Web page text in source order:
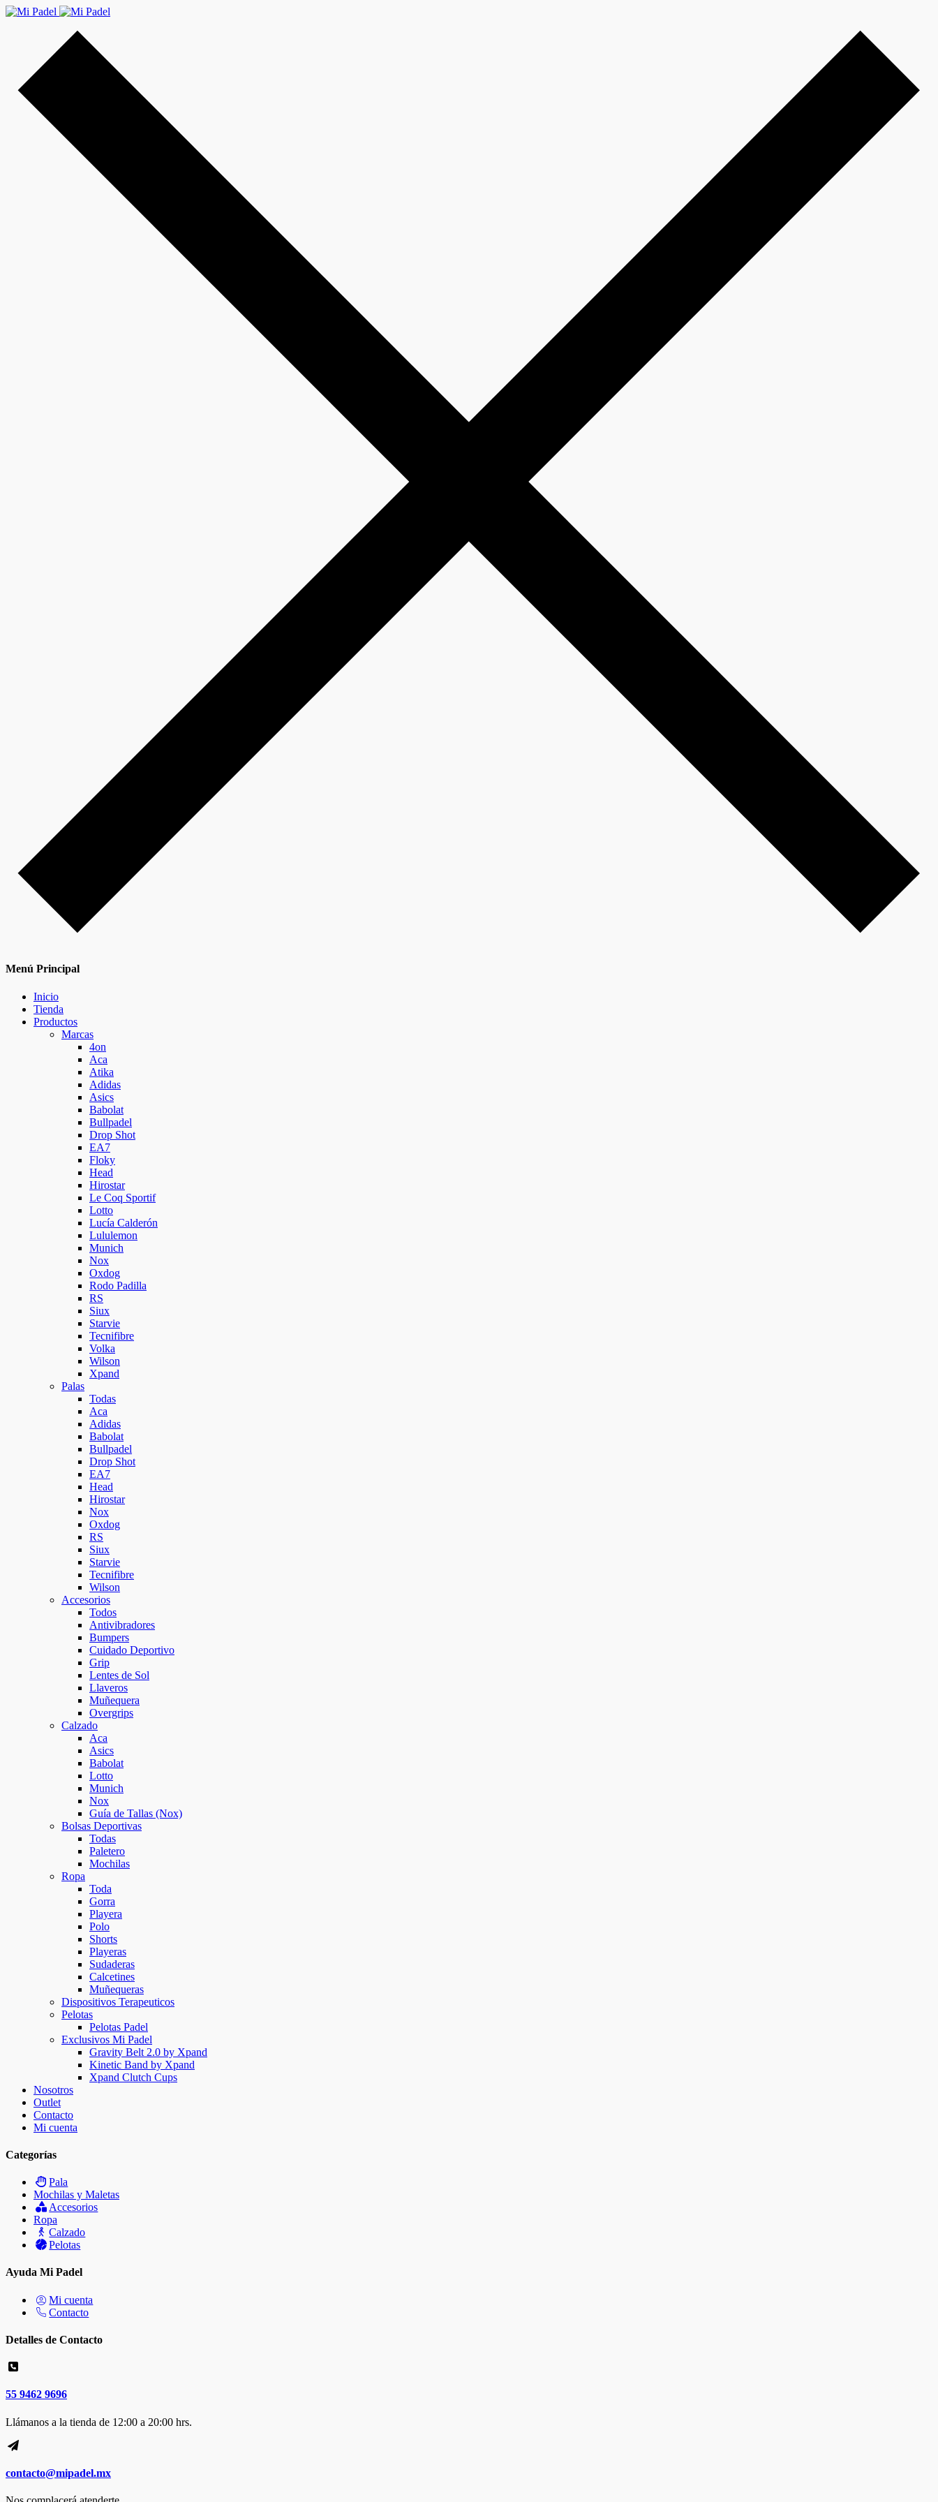
Menú Principal
Inicio
Tienda
Productos
Marcas
4on
Aca
Atika
Adidas
Asics
Babolat
Bullpadel
Drop Shot
EA7
Floky
Head
Hirostar
Le Coq Sportif
Lotto
Lucía Calderón
Lululemon
Munich
Nox
Oxdog
Rodo Padilla
RS
Siux
Starvie
Tecnifibre
Volka
Wilson
Xpand
Palas
Todas
Aca
Adidas
Babolat
Bullpadel
Drop Shot
EA7
Head
Hirostar
Nox
Oxdog
RS
Siux
Starvie
Tecnifibre
Wilson
Accesorios
Todos
Antivibradores
Bumpers
Cuidado Deportivo
Grip
Lentes de Sol
Llaveros
Muñequera
Overgrips
Calzado
Aca
Asics
Babolat
Lotto
Munich
Nox
Guía de Tallas (Nox)
Bolsas Deportivas
Todas
Paletero
Mochilas
Ropa
Toda
Gorra
Playera
Polo
Shorts
Playeras
Sudaderas
Calcetines
Muñequeras
Dispositivos Terapeuticos
Pelotas
Pelotas Padel
Exclusivos Mi Padel
Gravity Belt 2.0 by Xpand
Kinetic Band by Xpand
Xpand Clutch Cups
Nosotros
Outlet
Contacto
Mi cuenta
Categorías
Pala
Mochilas y Maletas
Accesorios
Ropa
Calzado
Pelotas
Ayuda Mi Padel
Mi cuenta
Contacto
Detalles de Contacto
55 9462 9696
Llámanos a la tienda de 12:00 a 20:00 hrs.
contacto@mipadel.mx